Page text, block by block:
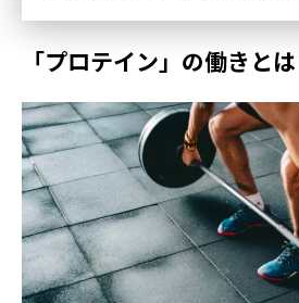
「プロテイン」の働きと